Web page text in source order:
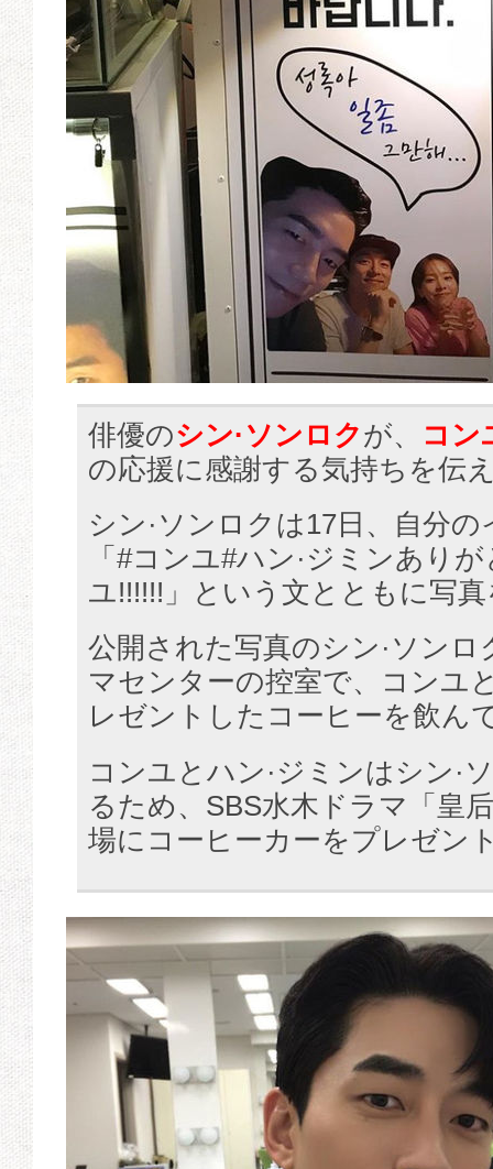
俳優のシン·ソンロクが、
コン
の応援に感謝する気持ちを伝
シン·ソンロクは17日、自分
「#コンユ#ハン·ジミンあり
ユ!!!!!!」という文とともに写
公開された写真のシン·ソンロ
マセンターの控室で、コンユ
レゼントしたコーヒーを飲ん
コンユとハン·ジミンはシン·
るため、SBS水木ドラマ「皇
場にコーヒーカーをプレゼン